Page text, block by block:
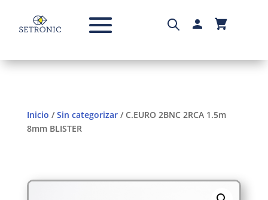
Inicio /Sin categorizar/ C.EURO 2BNC 2RCA 1.5m
8mm BLISTER